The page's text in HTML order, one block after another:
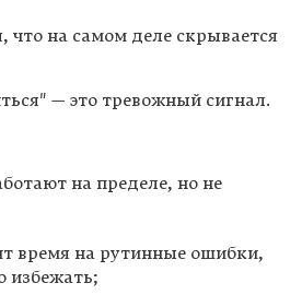
что на самом деле скрывается
— это тревожный сигнал.
на пределе, но не
время на рутинные ошибки,
избежать;